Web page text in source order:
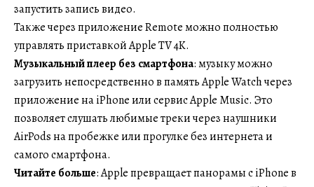
запустить запись видео.
Также через приложение Remote можно полностью
управлять приставкой Apple TV 4K.
Музыкальный плеер без смартфона: музыку можно
загрузить непосредственно в память Apple Watch через
приложение на iPhone или сервис Apple Music. Это
позволяет слушать любимые треки через наушники
AirPods на пробежке или прогулке без интернета и
самого смартфона.
Читайте больше: Apple превращает панорамы с iPhone в